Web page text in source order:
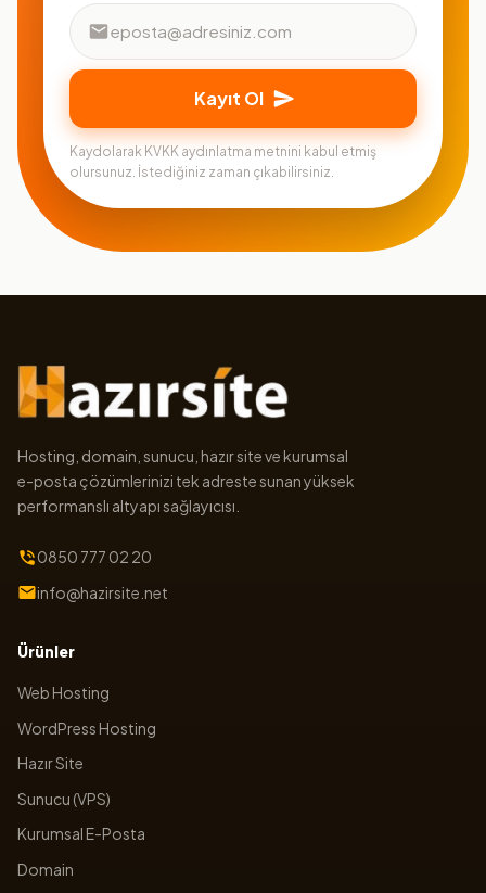
Kayıt Ol
Kaydolarak KVKK aydınlatma metnini kabul etmiş
olursunuz. İstediğiniz zaman çıkabilirsiniz.
Hosting, domain, sunucu, hazır site ve kurumsal
e-posta çözümlerinizi tek adreste sunan yüksek
performanslı altyapı sağlayıcısı.
0850 777 02 20
info@hazirsite.net
Ürünler
Web Hosting
WordPress Hosting
Hazır Site
Sunucu (VPS)
Kurumsal E-Posta
Domain